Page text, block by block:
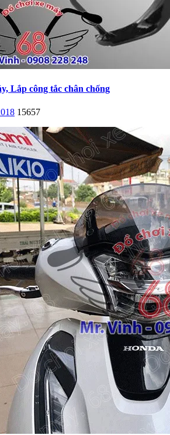
Lắp công tắc chân chống
15657